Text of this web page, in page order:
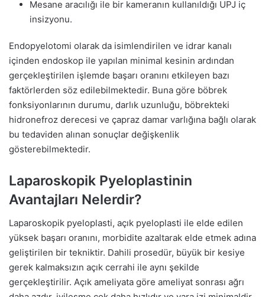
Mesane aracılığı ile bir kameranın kullanıldığı UPJ iç
insizyonu.
Endopyelotomi olarak da isimlendirilen ve idrar kanalı
içinden endoskop ile yapılan minimal kesinin ardından
gerçekleştirilen işlemde başarı oranını etkileyen bazı
faktörlerden söz edilebilmektedir. Buna göre böbrek
fonksiyonlarının durumu, darlık uzunluğu, böbrekteki
hidronefroz derecesi ve çapraz damar varlığına bağlı olarak
bu tedaviden alınan sonuçlar değişkenlik
gösterebilmektedir.
Laparoskopik Pyeloplastinin
Avantajları Nelerdir?
Laparoskopik pyeloplasti, açık pyeloplasti ile elde edilen
yüksek başarı oranını, morbidite azaltarak elde etmek adına
geliştirilen bir tekniktir. Dahili prosedür, büyük bir kesiye
gerek kalmaksızın açık cerrahi ile aynı şekilde
gerçekleştirilir. Açık ameliyata göre ameliyat sonrası ağrı